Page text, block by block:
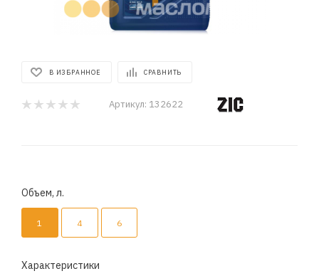
В ИЗБРАННОЕ СРАВНИТЬ
Артикул: 132622
Объем, л.
1 4 6
Характеристики